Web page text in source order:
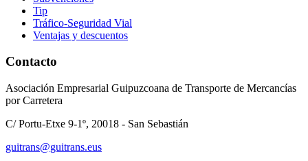
Tip
Tráfico-Seguridad Vial
Ventajas y descuentos
Contacto
Asociación Empresarial Guipuzcoana de Transporte de Mercancías
por Carretera
C/ Portu-Etxe 9-1º, 20018 - San Sebastián
guitrans@guitrans.eus